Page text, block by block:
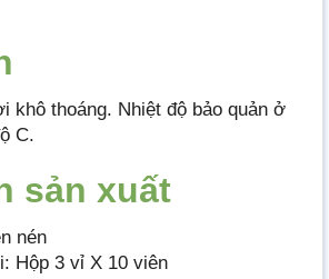
khô thoáng. Nhiệt độ bảo quản ở
C.
sản xuất
nén
Hộp 3 vỉ X 10 viên